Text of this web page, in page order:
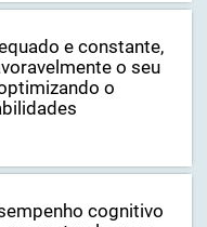
e constante,
o seu
o